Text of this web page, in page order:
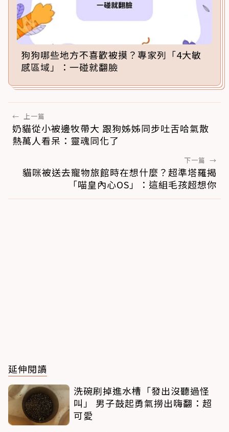
狗狗哪些地方不喜歡被摸？專家列「4大敏
感區域」：一碰就翻臉
← 上一篇
奶貓從小被邊牧帶大 跟狗姊姊同步吐舌哈氣散
熱萬人看呆：靈魂同化了
下一篇 →
貓咪被送去寵物旅館時在想什麼？超準塔羅揭
「喵皇內心OS」：這組毛孩超想你
延伸閱讀
洗碗刷掉進水槽「發出沒聽過怪
叫」 男子鼓起勇氣撈出嗨翻：超
可愛